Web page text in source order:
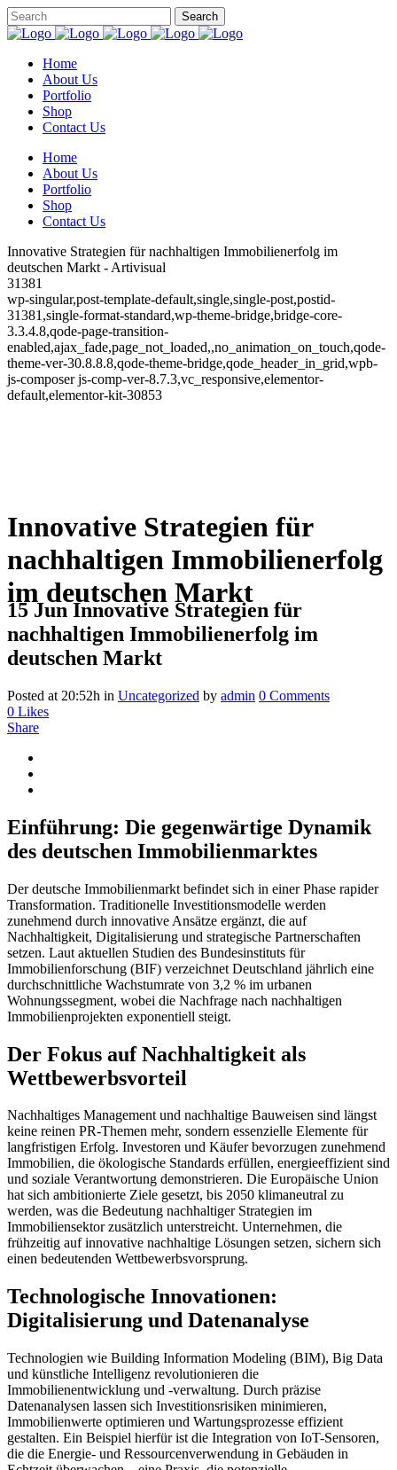
Home
About Us
Portfolio
Shop
Contact Us
Home
About Us
Portfolio
Shop
Contact Us
Innovative Strategien für nachhaltigen Immobilienerfolg im
deutschen Markt - Artivisual
31381
wp-singular,post-template-default,single,single-post,postid-
31381,single-format-standard,wp-theme-bridge,bridge-core-
3.3.4.8,qode-page-transition-
enabled,ajax_fade,page_not_loaded,,no_animation_on_touch,qode-
theme-ver-30.8.8.8,qode-theme-bridge,qode_header_in_grid,wpb-
js-composer js-comp-ver-8.7.3,vc_responsive,elementor-
default,elementor-kit-30853
Innovative Strategien für
nachhaltigen Immobilienerfolg
im deutschen Markt
15 JunInnovative Strategien für
nachhaltigen Immobilienerfolg im
deutschen Markt
Posted at 20:52h in Uncategorized by admin 0 Comments
0 Likes
Share
Einführung: Die gegenwärtige Dynamik
des deutschen Immobilienmarktes
Der deutsche Immobilienmarkt befindet sich in einer Phase rapider
Transformation. Traditionelle Investitionsmodelle werden
zunehmend durch innovative Ansätze ergänzt, die auf
Nachhaltigkeit, Digitalisierung und strategische Partnerschaften
setzen. Laut aktuellen Studien des Bundesinstituts für
Immobilienforschung (BIF) verzeichnet Deutschland jährlich eine
durchschnittliche Wachstumrate von 3,2 % im urbanen
Wohnungssegment, wobei die Nachfrage nach nachhaltigen
Immobilienprojekten exponentiell steigt.
Der Fokus auf Nachhaltigkeit als
Wettbewerbsvorteil
Nachhaltiges Management und nachhaltige Bauweisen sind längst
keine reinen PR-Themen mehr, sondern essenzielle Elemente für
langfristigen Erfolg. Investoren und Käufer bevorzugen zunehmend
Immobilien, die ökologische Standards erfüllen, energieeffizient sind
und soziale Verantwortung demonstrieren. Die Europäische Union
hat sich ambitionierte Ziele gesetzt, bis 2050 klimaneutral zu
werden, was die Bedeutung nachhaltiger Strategien im
Immobiliensektor zusätzlich unterstreicht. Unternehmen, die
frühzeitig auf innovative nachhaltige Lösungen setzen, sichern sich
einen bedeutenden Wettbewerbsvorsprung.
Technologische Innovationen:
Digitalisierung und Datenanalyse
Technologien wie Building Information Modeling (BIM), Big Data
und künstliche Intelligenz revolutionieren die
Immobilienentwicklung und -verwaltung. Durch präzise
Datenanalysen lassen sich Investitionsrisiken minimieren,
Immobilienwerte optimieren und Wartungsprozesse effizient
gestalten. Ein Beispiel hierfür ist die Integration von IoT-Sensoren,
die die Energie- und Ressourcenverwendung in Gebäuden in